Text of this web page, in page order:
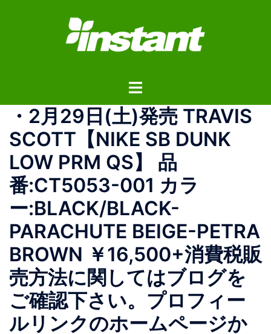
ス
ト
ル
メ
ニ
ュ
ー
・ 2月29日(土)発売 TRAVIS
SCOTT【NIKE SB DUNK
LOW PRM QS】 品
番:CT5053-001 カラ
ー:BLACK/BLACK-
PARACHUTE BEIGE-PETRA
BROWN ￥16,500+消費税 販
売方法に関してはブログを
ご確認下さい。 プロフィー
ルリンクのホームページか